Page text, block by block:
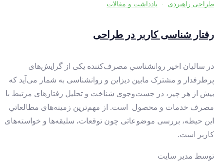
طراحی راهبردی · یادداشت و مقالات
رفتار شناسی کاربر در طراحی
در سالیان اخیر روانشناسیِ مصرف‌كننده يكی از گرايش‌های
پرطرفدار و مشترک مابین دیزاین و روانشناسی به شمار می‌آيد كه
بيش از هر چيز، در جست‌وجوی شناخت و تحليل رفتارهای مرتبط با
مصرف خدمات و محصول است. از مهم‌ترين زمینه‌های مطالعاتیِ
اين حیطه، بررسی موضوعاتی چون توقعات، سليقه‌ها و خواسته‌های
کاربر است.
توسط مدیر سایت